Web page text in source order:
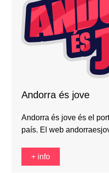
Andorra és jove
Andorra és jove és el
país. El web
+ info